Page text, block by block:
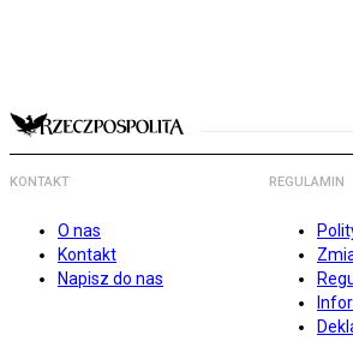
KONTAKT
O nas
Kontakt
Napisz do nas
REGULAMIN